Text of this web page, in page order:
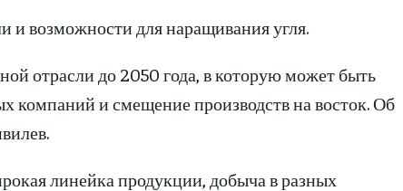
и возможности для наращивания угля.
отрасли до 2050 года, в которую может быть
компаний и смещение производств на восток. Об
линейка продукции, добыча в разных